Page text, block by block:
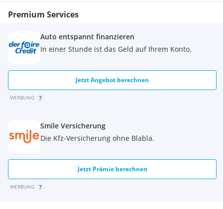
Premium Services
Auto entspannt finanzieren
In einer Stunde ist das Geld auf Ihrem Konto.
Jetzt Angebot berechnen
WERBUNG
Smile Versicherung
Die Kfz-Versicherung ohne Blabla.
Jetzt Prämie berechnen
WERBUNG